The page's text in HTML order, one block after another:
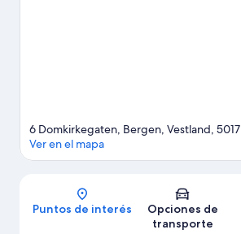
Mapa
6 Domkirkegaten, Bergen, Vestland, 5017
Ver en el mapa
Puntos de interés
Opciones de
transporte